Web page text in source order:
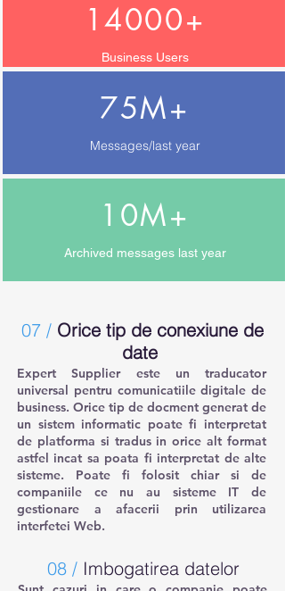
14000+
Business Users
75M+
Messages/last year
10M+
Archived messages last year
07 / Orice tip de conexiune de
date
Expert Supplier este un traducator
universal pentru comunicatiile digitale de
business. Orice tip de docment generat de
un sistem informatic poate fi interpretat
de platforma si tradus in orice alt format
astfel incat sa poata fi interpretat de alte
sisteme. Poate fi folosit chiar si de
companiile ce nu au sisteme IT de
gestionare a afacerii prin utilizarea
interfetei Web.
08 / Imbogatirea datelor